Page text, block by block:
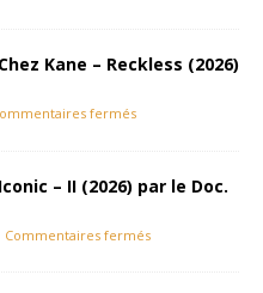
Kane – Reckless (2026)
fermés
– II (2026) par le Doc.
Commentaires fermés